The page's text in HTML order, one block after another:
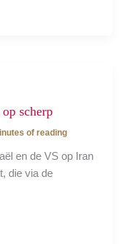
scherp
of reading
en de VS op Iran
die via de